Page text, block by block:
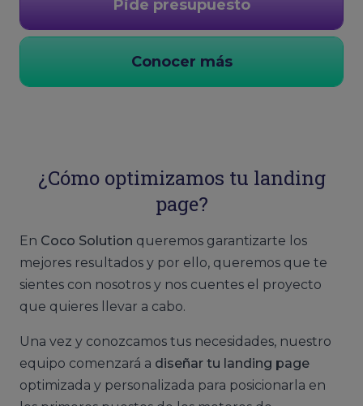
Pide presupuesto
Conocer más
¿Cómo optimizamos tu landing
page?
En Coco Solution queremos garantizarte los
mejores resultados y por ello, queremos que te
sientes con nosotros y nos cuentes el proyecto
que quieres llevar a cabo.
Una vez y conozcamos tus necesidades, nuestro
equipo comenzará a diseñar tu landing page
optimizada y personalizada para posicionarla en